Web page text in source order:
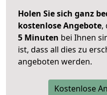
Holen Sie sich ganz
kostenlose Angebote,
5 Minuten bei Ihnen
ist, dass all dies zu
angeboten werden.
Kostenlose